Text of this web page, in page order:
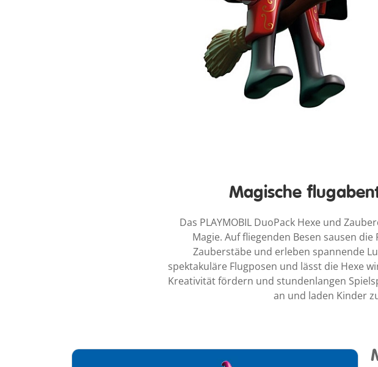
Magische
Das PLAYMOBIL DuoPack Hexe und
Magie. Auf fliegenden Besen sausen
Zauberstäbe und erleben spannende
spektakuläre Flugposen und lässt die Hexe
Kreativität fördern und stundenlangen
an und laden Kinder